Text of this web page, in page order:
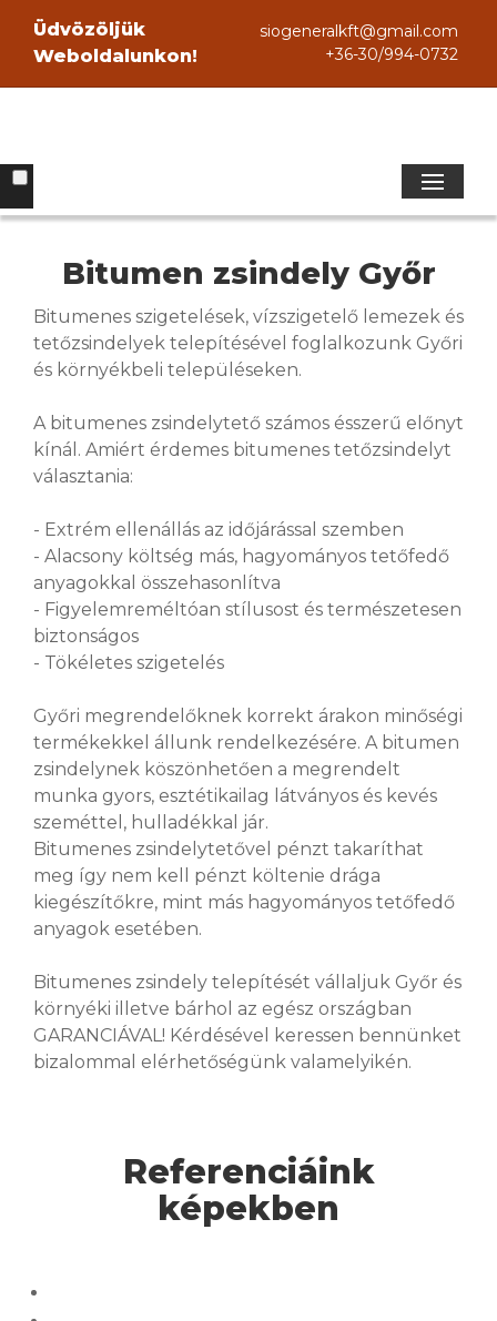
Üdvözöljük
Weboldalunkon!
siogeneralkft@gmail.com
+36-30/994-0732
Bitumen zsindely Győr
Bitumenes szigetelések, vízszigetelő lemezek és
tetőzsindelyek telepítésével foglalkozunk Győri
és környékbeli településeken.
A bitumenes zsindelytető számos ésszerű előnyt
kínál. Amiért érdemes bitumenes tetőzsindelyt
választania:
- Extrém ellenállás az időjárással szemben
- Alacsony költség más, hagyományos tetőfedő
anyagokkal összehasonlítva
- Figyelemreméltóan stílusost és természetesen
biztonságos
- Tökéletes szigetelés
Győri megrendelőknek korrekt árakon minőségi
termékekkel állunk rendelkezésére. A bitumen
zsindelynek köszönhetően a megrendelt
munka gyors, esztétikailag látványos és kevés
szeméttel, hulladékkal jár.
Bitumenes zsindelytetővel pénzt takaríthat
meg így nem kell pénzt költenie drága
kiegészítőkre, mint más hagyományos tetőfedő
anyagok esetében.
Bitumenes zsindely telepítését vállaljuk Győr és
környéki illetve bárhol az egész országban
GARANCIÁVAL! Kérdésével keressen bennünket
bizalommal elérhetőségünk valamelyikén.
Referenciáink
képekben